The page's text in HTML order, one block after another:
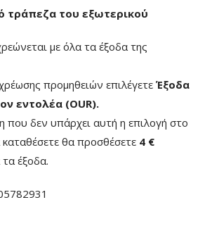
τράπεζα του εξωτερικού
με όλα τα έξοδα της
προμηθειών επιλέγετε Έξοδα
εντολέα (ΟUR).
που δεν υπάρχει αυτή η επιλογή στο
θα προσθέσετε 4 €
έξοδα.